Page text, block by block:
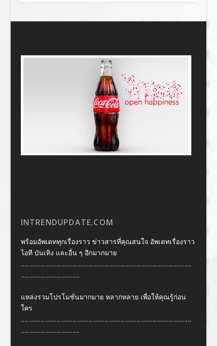
INTRENDUPDATE.COM
พร้อมอัพเดททุกเรื่องราว ข่าวสารที่คุณสนใจ อัพเดทเรื่องราว
ไอที บันเทิง และอื่น ๆ อีกมากมาย
……………………………………………………………………………………
……………………………
แหล่งรวมโปรโมชั่นมากมาย หลากหลาย เพื่อให้คุณรู้ก่อน
ใคร
……………………………………………………………………………………
……………………………